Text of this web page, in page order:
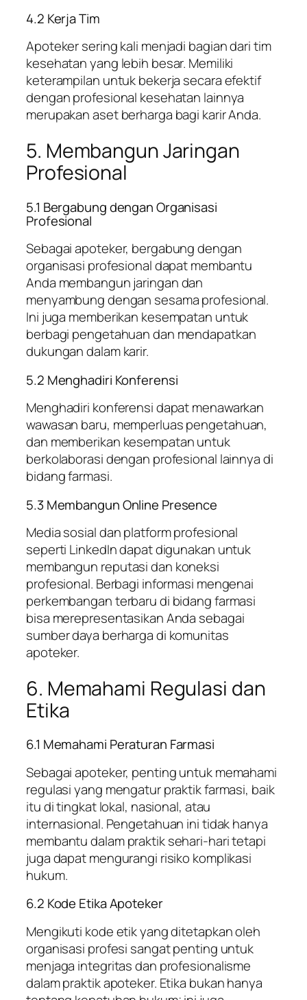
4.2 Kerja Tim
Apoteker sering kali menjadi bagian dari tim
kesehatan yang lebih besar. Memiliki
keterampilan untuk bekerja secara efektif
dengan profesional kesehatan lainnya
merupakan aset berharga bagi karir Anda.
5. Membangun Jaringan
Profesional
5.1 Bergabung dengan Organisasi
Profesional
Sebagai apoteker, bergabung dengan
organisasi profesional dapat membantu
Anda membangun jaringan dan
menyambung dengan sesama profesional.
Ini juga memberikan kesempatan untuk
berbagi pengetahuan dan mendapatkan
dukungan dalam karir.
5.2 Menghadiri Konferensi
Menghadiri konferensi dapat menawarkan
wawasan baru, memperluas pengetahuan,
dan memberikan kesempatan untuk
berkolaborasi dengan profesional lainnya di
bidang farmasi.
5.3 Membangun Online Presence
Media sosial dan platform profesional
seperti LinkedIn dapat digunakan untuk
membangun reputasi dan koneksi
profesional. Berbagi informasi mengenai
perkembangan terbaru di bidang farmasi
bisa merepresentasikan Anda sebagai
sumber daya berharga di komunitas
apoteker.
6. Memahami Regulasi dan
Etika
6.1 Memahami Peraturan Farmasi
Sebagai apoteker, penting untuk memahami
regulasi yang mengatur praktik farmasi, baik
itu di tingkat lokal, nasional, atau
internasional. Pengetahuan ini tidak hanya
membantu dalam praktik sehari-hari tetapi
juga dapat mengurangi risiko komplikasi
hukum.
6.2 Kode Etika Apoteker
Mengikuti kode etik yang ditetapkan oleh
organisasi profesi sangat penting untuk
menjaga integritas dan profesionalisme
dalam praktik apoteker. Etika bukan hanya